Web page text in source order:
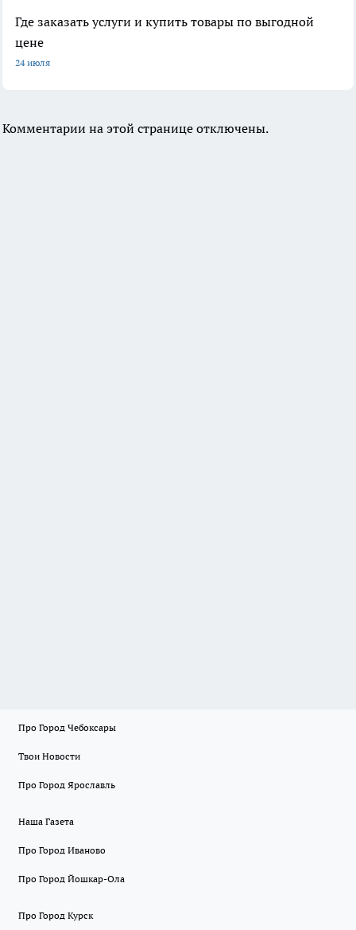
Где заказать услуги и купить товары по выгодной
цене
24 июля
Комментарии на этой странице отключены.
Про Город Чебоксары
Твои Новости
Про Город Ярославль
Наша Газета
Про Город Иваново
Про Город Йошкар-Ола
Про Город Курск